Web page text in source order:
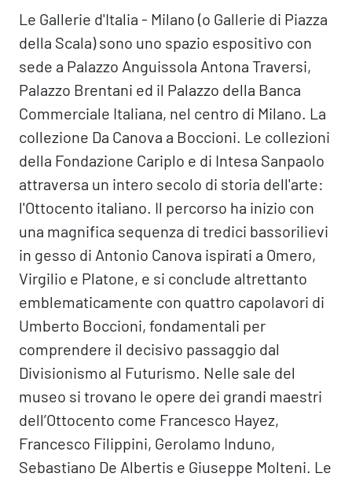
Le Gallerie d'Italia - Milano (o Gallerie di Piazza
della Scala) sono uno spazio espositivo con
sede a Palazzo Anguissola Antona Traversi,
Palazzo Brentani ed il Palazzo della Banca
Commerciale Italiana, nel centro di Milano. La
collezione Da Canova a Boccioni. Le collezioni
della Fondazione Cariplo e di Intesa Sanpaolo
attraversa un intero secolo di storia dell'arte:
l'Ottocento italiano. Il percorso ha inizio con
una magnifica sequenza di tredici bassorilievi
in gesso di Antonio Canova ispirati a Omero,
Virgilio e Platone, e si conclude altrettanto
emblematicamente con quattro capolavori di
Umberto Boccioni, fondamentali per
comprendere il decisivo passaggio dal
Divisionismo al Futurismo. Nelle sale del
museo si trovano le opere dei grandi maestri
dell’Ottocento come Francesco Hayez,
Francesco Filippini, Gerolamo Induno,
Sebastiano De Albertis e Giuseppe Molteni. Le